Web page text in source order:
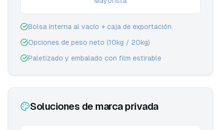
Bolsa interna al vacío + caja de exportación
Opciones de peso neto (10kg / 20kg)
Paletizado y embalado con film estirable
Soluciones de marca privada